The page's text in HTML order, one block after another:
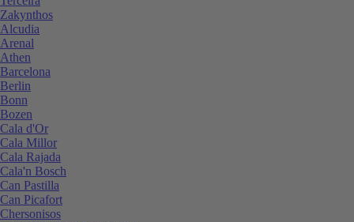
Zakynthos
Alcudia
Arenal
Athen
Barcelona
Berlin
Bonn
Bozen
Cala d'Or
Cala Millor
Cala Rajada
Cala'n Bosch
Can Pastilla
Can Picafort
Chersonisos